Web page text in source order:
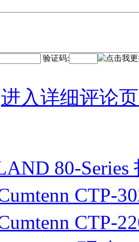
验证码:
进入详细评论
80-Series
CTP-
CTP-